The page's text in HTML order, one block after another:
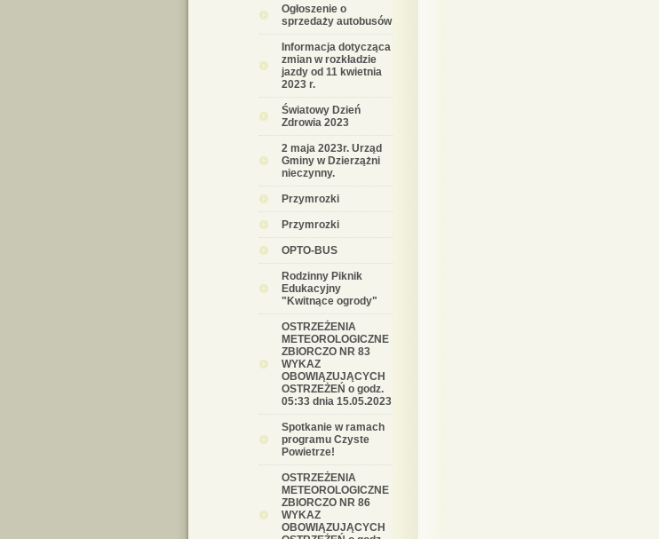
Ogłoszenie o
sprzedaży autobusów
Informacja dotycząca
zmian w rozkładzie
jazdy od 11 kwietnia
2023 r.
Światowy Dzień
Zdrowia 2023
2 maja 2023r. Urząd
Gminy w Dzierzążni
nieczynny.
Przymrozki
Przymrozki
OPTO-BUS
Rodzinny Piknik
Edukacyjny
"Kwitnące ogrody"
OSTRZEŻENIA
METEOROLOGICZNE
ZBIORCZO NR 83
WYKAZ
OBOWIĄZUJĄCYCH
OSTRZEŻEŃ o godz.
05:33 dnia 15.05.2023
Spotkanie w ramach
programu Czyste
Powietrze!
OSTRZEŻENIA
METEOROLOGICZNE
ZBIORCZO NR 86
WYKAZ
OBOWIĄZUJĄCYCH